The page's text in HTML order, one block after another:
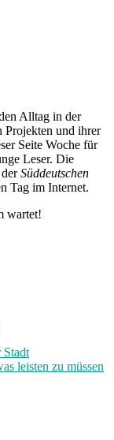
Alltag in der
Projekten und ihrer
Seite Woche für
Leser. Die
Süddeutschen
Tag im Internet.
wartet!
Stadt
leisten zu müssen